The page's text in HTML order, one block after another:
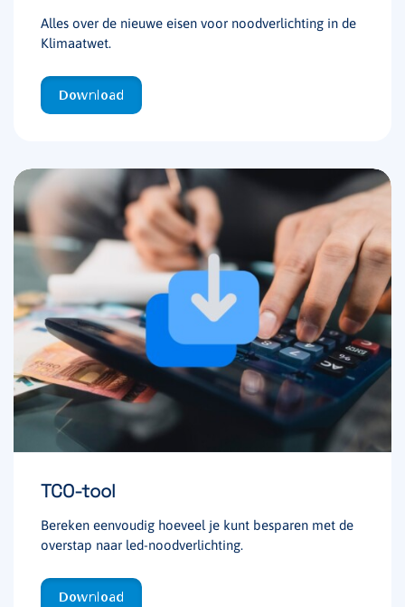
Alles over de nieuwe eisen voor noodverlichting in de
Klimaatwet.
Download
TCO-tool
Bereken eenvoudig hoeveel je kunt besparen met de
overstap naar led-noodverlichting.
Download